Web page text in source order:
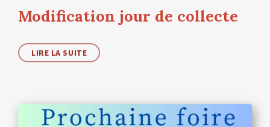
Modification jour de collecte
LIRE LA SUITE